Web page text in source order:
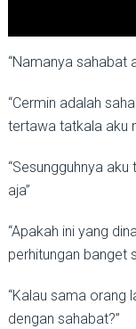
“Namanya sahabat
“Cermin adalah
tertawa tatkala aku
“Sesungguhnya
aja”
“Apakah ini yang
perhitungan banget
“Kalau sama orang
dengan sahabat?”